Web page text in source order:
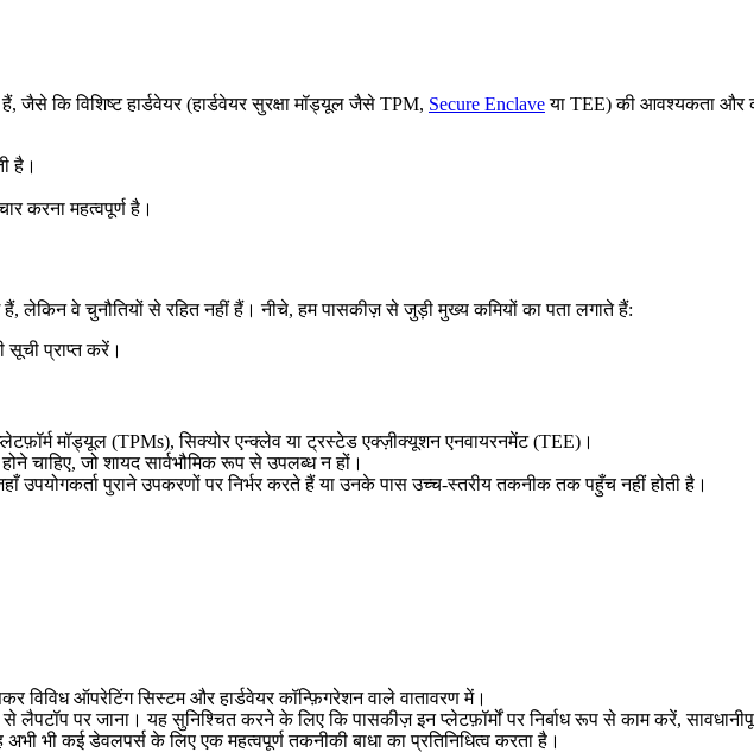
कि विशिष्ट हार्डवेयर (हार्डवेयर सुरक्षा मॉड्यूल जैसे TPM, Secure Enclaveया TEE) की आवश्यकता और
है।
करना महत्वपूर्ण है।
लेकिन वे चुनौतियों से रहित नहीं हैं। नीचे, हम पासकीज़ से जुड़ी मुख्य कमियों का पता लगाते हैं:
सूची प्राप्त करें।
मॉड्यूल (TPMs), सिक्योर एन्क्लेव या ट्रस्टेड एक्ज़ीक्यूशन एनवायरनमेंट (TEE)।
चाहिए, जो शायद सार्वभौमिक रूप से उपलब्ध न हों।
पुराने उपकरणों पर निर्भर करते हैं या उनके पास उच्च-स्तरीय तकनीक तक पहुँच नहीं होती है।
विविध ऑपरेटिंग सिस्टम और हार्डवेयर कॉन्फ़िगरेशन वाले वातावरण में।
पर जाना। यह सुनिश्चित करने के लिए कि पासकीज़ इन प्लेटफ़ॉर्मों पर निर्बाध रूप से काम करें,
भी कई डेवलपर्स के लिए एक महत्वपूर्ण तकनीकी बाधा का प्रतिनिधित्व करता है।